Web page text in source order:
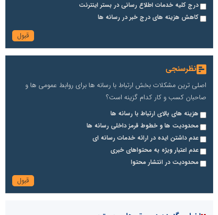
درج کلیه خدمات اطلاع رسانی در بستر اینترنت
کاهش هزینه های درج خبر در رسانه ها
نظرسنجی
اصلی ترین مشکلات بخش ارتباط با رسانه ها برای روابط عمومی ها و
صاحبان کسب و کار کدام گزینه است؟
هزینه های بالای ارتباط با رسانه ها
محدودیت ها و خطوط قرمز داخلی رسانه ها
عدم داشتن ایده در ارائه خدمات رسانه ای
عدم اعتبار ویژه به محتواهای خبری
محدودیت در انتشار محتوا